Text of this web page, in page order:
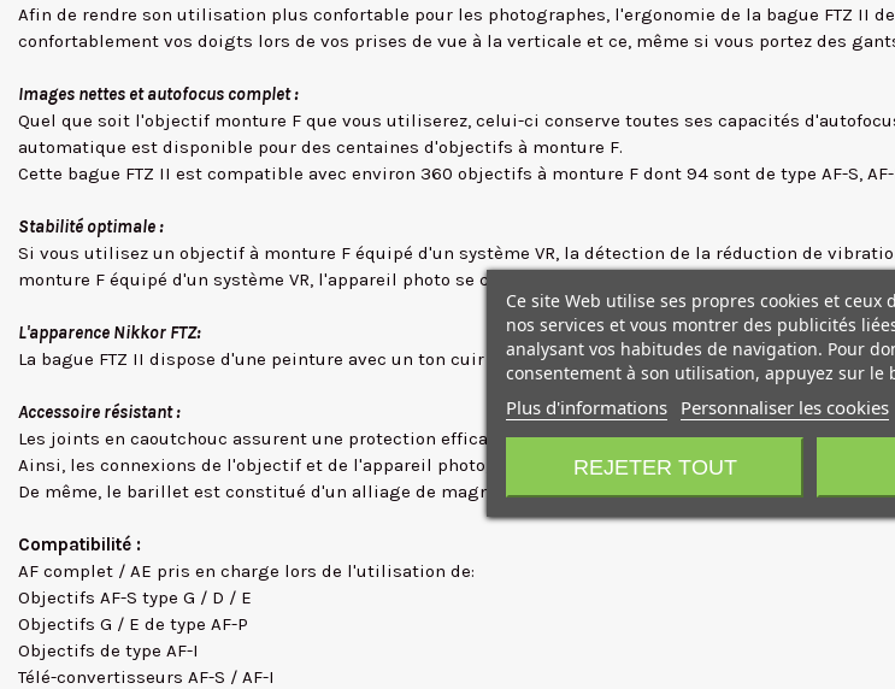
Afin de rendre son utilisation plus confortable pour les photographes, l'ergonomie de la bague FTZ II
confortablement vos doigts lors de vos prises de vue à la verticale et ce, même si vous portez des
Images nettes et autofocus complet :
Quel que soit l'objectif monture F que vous utiliserez, celui-ci conserve toutes ses capacités
automatique est disponible pour des centaines d'objectifs à monture F.
Cette bague FTZ II est compatible avec environ 360 objectifs à monture F dont 94 sont de type AF-S,
Stabilité optimale :
Si vous utilisez un objectif à monture F équipé d'un système VR, la détection de la réduction de
monture F équipé d'un système VR, l'appareil photo se charge de la réduction de vibration.
L'apparence Nikkor FTZ:
La bague FTZ II dispose d'une peinture avec un ton cuir afin d'assortir votre objectif à monture F avec
Accessoire résistant :
Les joints en caoutchouc assurent une protection efficace contre les poussières et l'intrusion d'eau.
Ainsi, les connexions de l'objectif et de l'appareil photo, mais aussi les boutons et les leviers sont
De même, le barillet est constitué d'un alliage de magnésium léger qui lui confère une grande
Compatibilité :
AF complet / AE pris en charge lors de l'utilisation de:
Objectifs AF-S type G / D / E
Objectifs G / E de type AF-P
Objectifs de type AF-I
Télé-convertisseurs AF-S / AF-I
Ce site Web utilise ses propres cookies et
nos services et vous montrer des publicités
analysant vos habitudes de navigation. Pour
consentement à son utilisation, appuyez sur le
Plus d'informations Personnaliser les cookies
REJETER TOUT